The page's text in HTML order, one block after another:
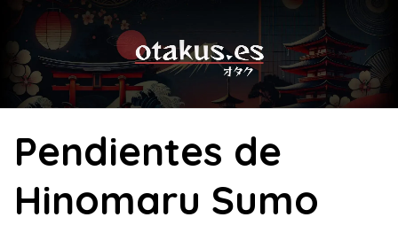
content
Pendientes de
Hinomaru Sumo